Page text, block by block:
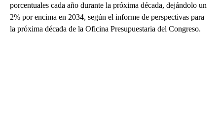
porcentuales cada año durante la próxima década, dejándolo un
2% por encima en 2034, según el informe de perspectivas para
la próxima década de la Oficina Presupuestaria del Congreso.